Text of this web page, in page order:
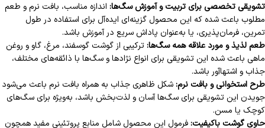
تشویقی تخصصی برای تربیت و آموزش سگ‌ها: اندازه مناسب، بافت نرم و طعم
مطلوب باعث شده که این محصول گزینه‌ای ایده‌آل برای استفاده در طول
تمرین، فرمان‌پذیری، یا به‌عنوان پاداش سریع در آموزش باشد.
طعم لذیذ و مورد علاقه همه سگ‌ها:ترکیبی از گوشت گوسفند، مرغ، گاو و روغن
ماهی باعث شده این تشویقی برای انواع نژادها و سگ‌ها با ذائقه‌های مختلف،
جذاب و اشتها‌آور باشد.
طرح استخوانی و بافت نرم:شکل ظاهری جذاب به همراه بافت نرم باعث می‌شود
جویدن این تشویقی برای سگ‌ها آسان و لذت‌بخش باشد، به‌ویژه برای سگ‌های
کوچک یا مسن.
حاوی گوشت باکیفیت:فرمول این محصول شامل منابع پروتئینی مفید همچون